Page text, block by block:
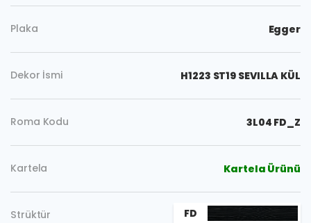
Plaka Egger
Dekor İsmi H1223 ST19 SEVILLA KÜL
Roma Kodu 3L04 FD_Z
Kartela Kartela Ürünü
Strüktür FD